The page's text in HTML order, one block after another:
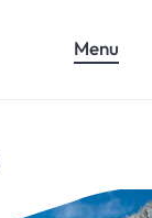
Menu